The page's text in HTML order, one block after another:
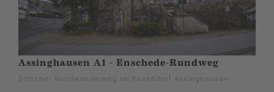
Assinghausen A1 - Enschede-Rundweg
Örtlicher Rundwanderweg im Rosendorf Assinghausen.